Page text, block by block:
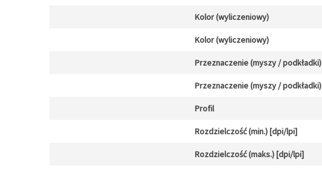
Kolor (wyliczeniowy)
Kolor (wyliczeniowy)
Przeznaczenie (myszy / podkładki)
Przeznaczenie (myszy / podkładki)
Profil
Rozdzielczość (min.) [dpi/lpi]
Rozdzielczość (maks.) [dpi/lpi]